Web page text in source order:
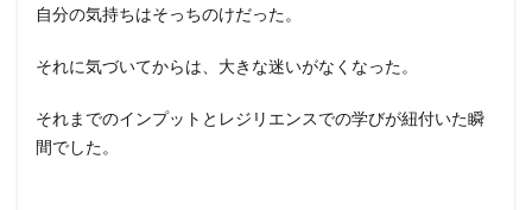
自分の気持ちはそっちのけだった。
それに気づいてからは、大きな迷いがなくなった。
それまでのインプットとレジリエンスでの学びが紐付いた瞬
間でした。